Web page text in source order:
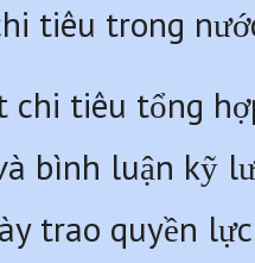
tiêu trong
chi tiêu tổng
bình luận kỹ
trao quyền